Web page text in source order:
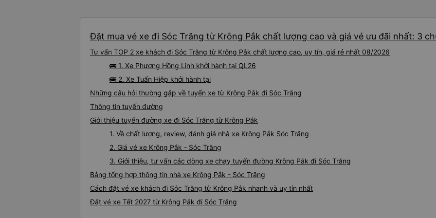
Đặt mua vé xe đi Sóc Trăng từ Krông Pắk chất lượng cao và giá vé ưu đãi nhất: 3
Tư vấn TOP 2 xe khách đi Sóc Trăng từ Krông Pắk chất lượng cao, uy tín, giá rẻ nhất 08/2026
🚌 1. Xe Phương Hồng Linh khởi hành tại QL26
🚌 2. Xe Tuấn Hiệp khởi hành tại
Những câu hỏi thường gặp về tuyến xe từ Krông Pắk đi Sóc Trăng
Thông tin tuyến đường
Giới thiệu tuyến đường xe đi Sóc Trăng từ Krông Pắk
1. Về chất lượng, review, đánh giá nhà xe Krông Pắk Sóc Trăng
2. Giá vé xe Krông Pắk - Sóc Trăng
3. Giới thiệu, tư vấn các dòng xe chạy tuyến đường Krông Pắk đi Sóc Trăng
Bảng tổng hợp thông tin nhà xe Krông Pắk - Sóc Trăng
Cách đặt vé xe khách đi Sóc Trăng từ Krông Pắk nhanh và uy tín nhất
Đặt vé xe Tết 2027 từ Krông Pắk đi Sóc Trăng